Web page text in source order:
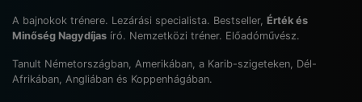
A bajnokok trénere. Lezárási specialista. Bestseller, Érték és
Minőség Nagydíjas író. Nemzetközi tréner. Előadóművész.
Tanult Németországban, Amerikában, a Karib-szigeteken, Dél-
Afrikában, Angliában és Koppenhágában.